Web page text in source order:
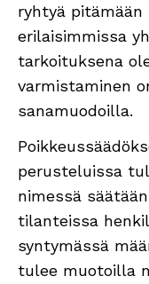
ryhtyä
erilaisimmissa
tarkoituksena
varmistaminen
sanamuodoilla.
perusteluissa
nimessä
tilanteissa
syntymässä
tulee muotoilla